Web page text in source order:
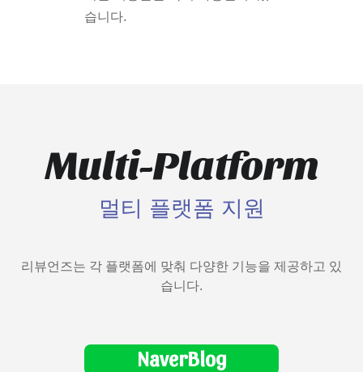
습니다.
Multi-Platform
멀티 플랫폼 지원
리뷰언즈는 각 플랫폼에 맞춰 다양한 기능을 제공하고 있
습니다.
NaverBlog